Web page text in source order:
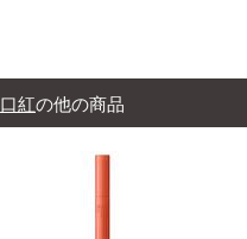
口紅の他の商品